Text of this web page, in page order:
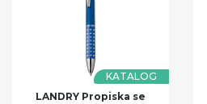
KATALOG
LANDRY Propiska se